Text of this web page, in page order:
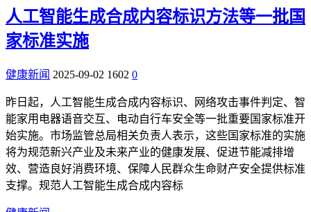
人工智能生成合成内容标识方法等一批国
家标准实施
健康新闻 2025-09-02 1602 0
昨日起，人工智能生成合成内容标识、网络攻击事件判定、智
能家用电器语音交互、电动自行车安全等一批重要国家标准开
始实施。市场监管总局相关负责人表示，这些国家标准的实施
将为规范新兴产业及未来产业的健康发展、促进节能减排增
效、营造良好消费环境、保障人民群众生命财产安全提供标准
支撑。规范人工智能生成合成内容标